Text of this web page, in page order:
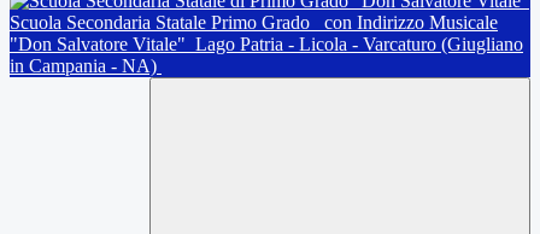
Scuola Secondaria Statale Primo Grado
con Indirizzo Musicale
"Don Salvatore Vitale" Lago Patria - Licola - Varcaturo (Giugliano
in Campania - NA)